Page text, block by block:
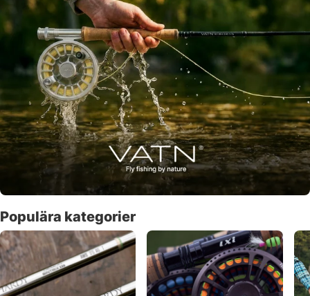
Populära kategorier